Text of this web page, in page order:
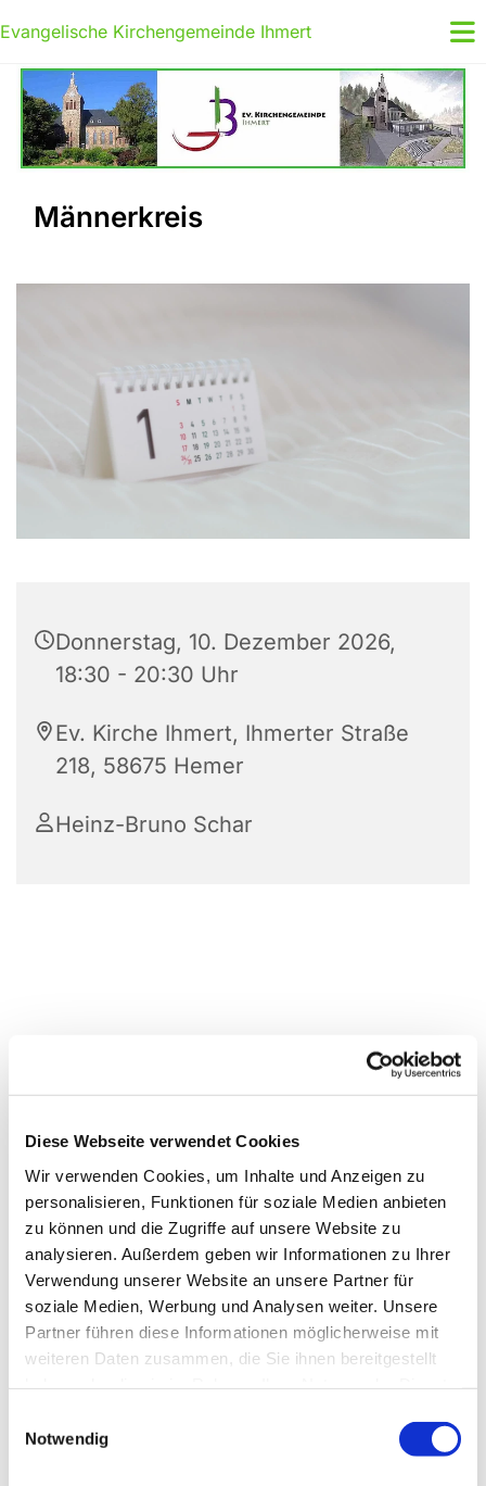
Diese Webseite verwendet Cookies
Wir verwenden Cookies, um Inhalte und Anzeigen zu
personalisieren, Funktionen für soziale Medien anbieten
zu können und die Zugriffe auf unsere Website zu
analysieren. Außerdem geben wir Informationen zu Ihrer
Verwendung unserer Website an unsere Partner für
soziale Medien, Werbung und Analysen weiter. Unsere
Partner führen diese Informationen möglicherweise mit
weiteren Daten zusammen, die Sie ihnen bereitgestellt
Notwendig
Evangelische Kirchengemeinde Ihmert
Männerkreis
Donnerstag, 10. Dezember 2026,
18:30 - 20:30 Uhr
Ev. Kirche Ihmert, Ihmerter Straße
218, 58675 Hemer
Heinz-Bruno Schar
Dies könnte Sie auch
interessieren